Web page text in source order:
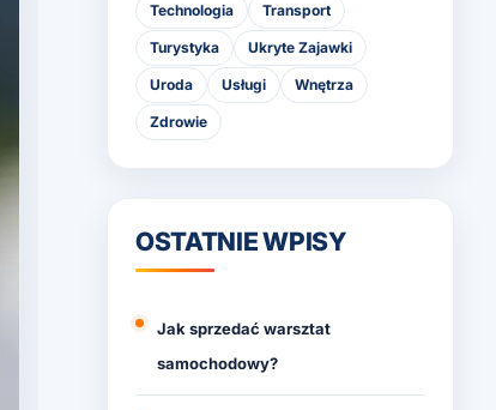
Technologia Transport
Turystyka Ukryte Zajawki
Uroda Usługi Wnętrza
Zdrowie
OSTATNIE WPISY
Jak sprzedać warsztat
samochodowy?